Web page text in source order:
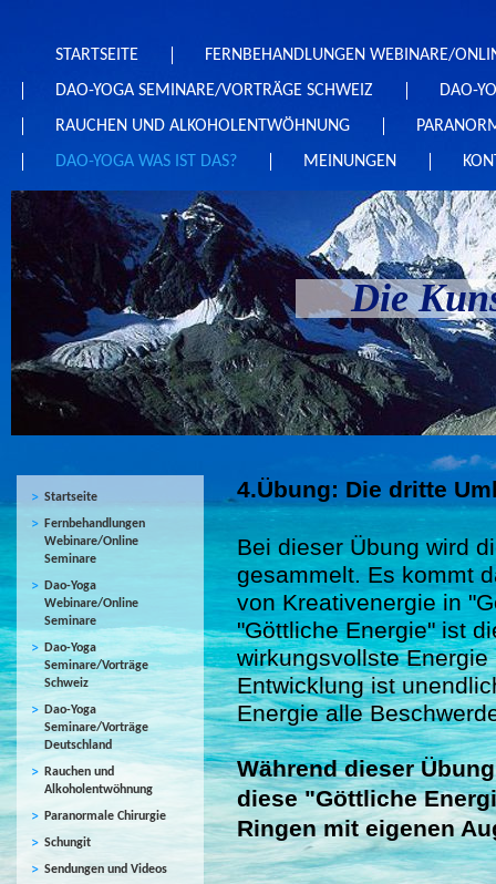
STARTSEITE
FERNBEHANDLUNGEN WEBINARE/
DAO-YOGA SEMINARE/VORTRÄGE SCHWEIZ
DAO-
RAUCHEN UND ALKOHOLENTWÖHNUNG
DAO-YOGA WAS IST DAS?
MEINUNGEN
Die
Startseite
Fernbehandlungen
Webinare/Online
Seminare
Dao-Yoga
Webinare/Online
Seminare
Dao-Yoga
Seminare/Vorträge
Schweiz
Dao-Yoga
Seminare/Vorträge
Deutschland
Rauchen und
Alkoholentwöhnung
Paranormale Chirurgie
Schungit
Sendungen und Videos
4.Übung: Die dritte
Bei dieser Übung wird
gesammelt. Es kommt
von Kreativenergie in
"Göttliche Energie" ist
wirkungsvollste
Entwicklung ist
Energie alle
Während dieser
diese "Göttliche
Ringen mit eigenen